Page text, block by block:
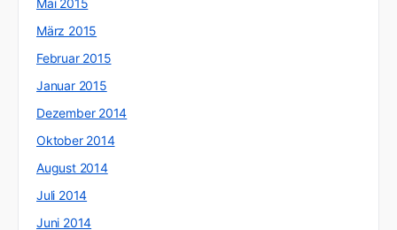
Mai 2015
März 2015
Februar 2015
Januar 2015
Dezember 2014
Oktober 2014
August 2014
Juli 2014
Juni 2014